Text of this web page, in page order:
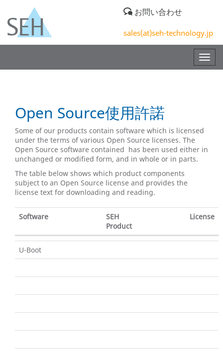
お問い合わせ
sales(at)seh-technology.jp
Open Source使用許諾
Some of our products contain software which is licensed
under the terms of various Open Source licenses. The
Open Source software contained has been used either in
unchanged or modified form, and in whole or in parts.
The table below shows which product components
subject to an Open Source license and provides the
license text for downloading and reading.
Software
SEH
Product
License
U-Boot